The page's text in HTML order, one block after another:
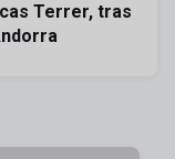
Terrer, tras